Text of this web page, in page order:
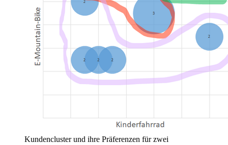
Kundencluster und ihre Präferenzen für zwei